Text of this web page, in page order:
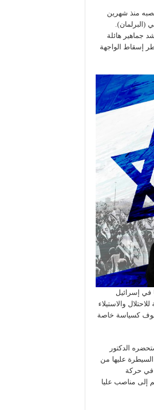
منذ شهرين
(البرلمان).
جماهير هائلة
إسقاط الواجهة
في إسرائيل
والاستيلاء
كسياسة خاصة
الدكتور
عليها من
في حركة
إلى مناصب عليا